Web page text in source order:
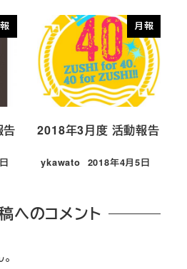
告
月報
2018年3月度 活動報告
ykawato
投稿日
2018年4月5日
へのコメント